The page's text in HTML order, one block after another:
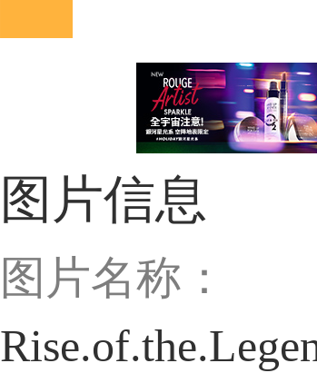
图片信息
图片名称：